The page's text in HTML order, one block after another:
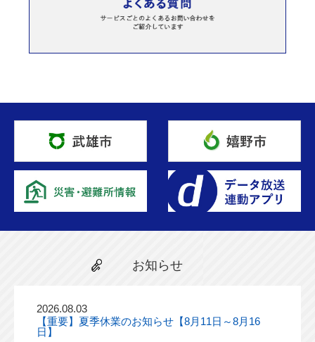
お知らせ
2026.08.03
【重要】夏季休業のお知らせ【8月11日～8月16
日】